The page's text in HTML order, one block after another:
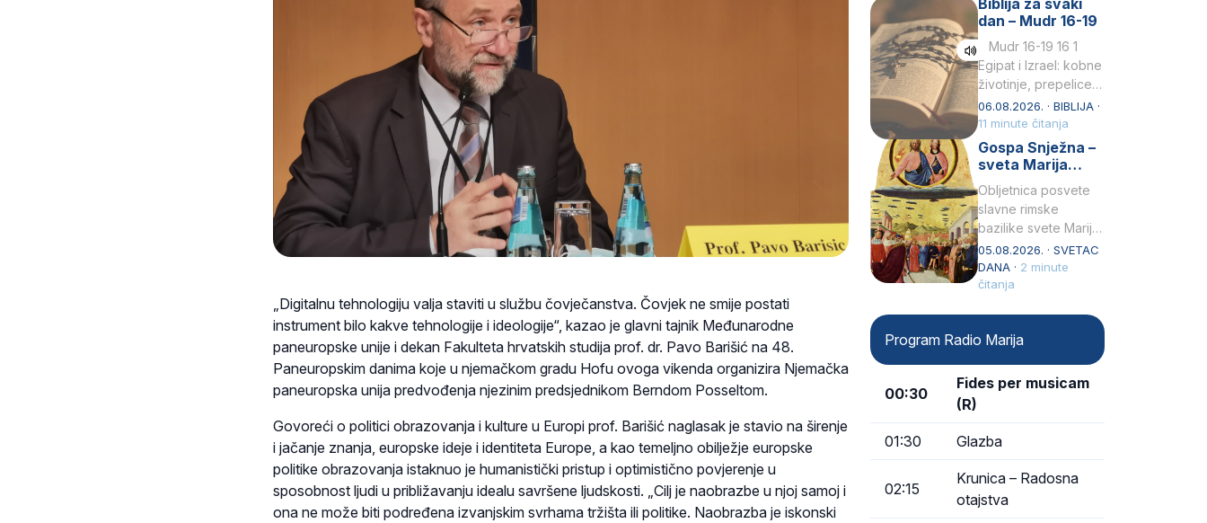
„Digitalnu tehnologiju valja staviti u službu čovječanstva. Čovjek ne smije postati
instrument bilo kakve tehnologije i ideologije“, kazao je glavni tajnik Međunarodne
paneuropske unije i dekan Fakulteta hrvatskih studija prof. dr. Pavo Barišić na 48.
Paneuropskim danima koje u njemačkom gradu Hofu ovoga vikenda organizira Njemačka
paneuropska unija predvođenja njezinim predsjednikom Berndom Posseltom.
Govoreći o politici obrazovanja i kulture u Europi prof. Barišić naglasak je stavio na širenje
i jačanje znanja, europske ideje i identiteta Europe, a kao temeljno obilježje europske
politike obrazovanja istaknuo je humanistički pristup i optimistično povjerenje u
sposobnost ljudi u približavanju idealu savršene ljudskosti. „Cilj je naobrazbe u njoj samoj i
ona ne može biti podređena izvanjskim svrhama tržišta ili politike. Naobrazba je iskonski
Petar u svojoj
drugoj…
Biblija za svaki
dan – Mudr 16-19
Mudr 16-19 16 1
Egipat i Izrael: kobne
životinje, prepelice
Zato bijahu
primjereno kažnjeni
sličnim životinjamai
mučeni mnoštvom
06.08.2026. · BIBLIJA ·
11 minute čitanja
Gospa Snježna –
sveta Marija
Velika, zaštitnica
rimske bazilike
Obljetnica posvete
slavne rimske
bazilike svete Marije
Velike (Santa Maria
Maggiore) u narodu
se slavi kao Gospa
05.08.2026. · SVETAC
DANA · 2 minute
čitanja
Program Radio Marija
00:30
Fides per musicam
(R)
01:30 Glazba
02:15
Krunica – Radosna
otajstva